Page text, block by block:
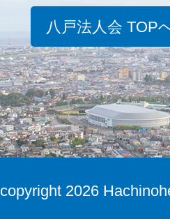
八戸法人会 TOP
copyright 2026